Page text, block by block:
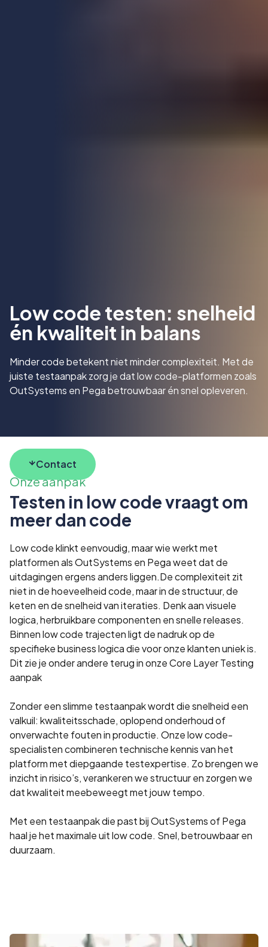
Low code testen: snelheid
én kwaliteit in balans
Minder code betekent niet minder complexiteit. Met de
juiste testaanpak zorg je dat low code-platformen zoals
OutSystems en Pega betrouwbaar én snel opleveren.
Contact
Onze aanpak
Testen in low code vraagt om
meer dan code
Low code klinkt eenvoudig, maar wie werkt met
platformen als OutSystems en Pega weet dat de
uitdagingen ergens anders liggen.De complexiteit zit
niet in de hoeveelheid code, maar in de structuur, de
keten en de snelheid van iteraties. Denk aan visuele
logica, herbruikbare componenten en snelle releases.
Binnen low code trajecten ligt de nadruk op de
specifieke business logica die voor onze klanten uniek is.
Dit zie je onder andere terug in onze Core Layer Testing
aanpak
Zonder een slimme testaanpak wordt die snelheid een
valkuil: kwaliteitsschade, oplopend onderhoud of
onverwachte fouten in productie. Onze low code-
specialisten combineren technische kennis van het
platform met diepgaande testexpertise. Zo brengen we
inzicht in risico’s, verankeren we structuur en zorgen we
dat kwaliteit meebeweegt met jouw tempo.
Met een testaanpak die past bij OutSystems of Pega
haal je het maximale uit low code. Snel, betrouwbaar en
duurzaam.